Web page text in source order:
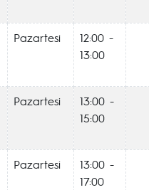
Pazartesi
12:00 -
13:00
Pazartesi
13:00 -
15:00
Pazartesi
13:00 -
17:00